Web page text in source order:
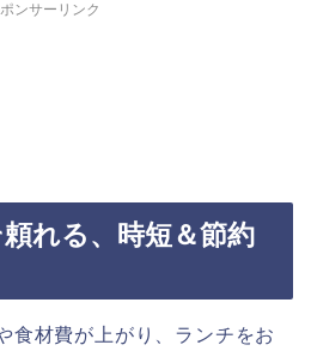
ンサーリンク
れる、時短＆節約
食材費が上がり、ランチをお